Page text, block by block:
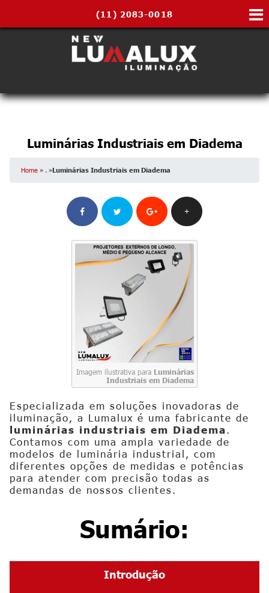
(11) 2083-0018
Luminárias Industriais em Diadema
Home » . »Luminárias Industriais em Diadema
+
Imagem ilustrativa para Luminárias
Industriais em Diadema
Especializada em soluções inovadoras de
iluminação, a Lumalux é uma fabricante de
luminárias industriais em Diadema.
Contamos com uma ampla variedade de
modelos de luminária industrial, com
diferentes opções de medidas e potências
para atender com precisão todas as
demandas de nossos clientes.
Sumário:
Introdução